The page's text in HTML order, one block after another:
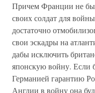
Причем Франции не
своих солдат для
достаточно
свои эскадры на
дабы исключить
японскую войну. Если
Германией гарантию
Англии в войну она